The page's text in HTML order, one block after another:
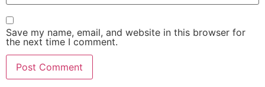
Save my name, email, and website in this browser for
the next time I comment.